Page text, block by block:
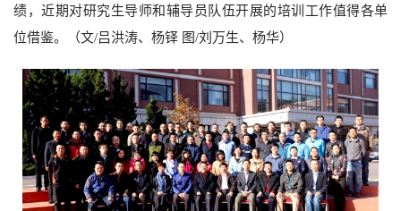
绩，近期对研究生导师和辅导员队伍开展的培训工作值得各单
位借鉴。（文/吕洪涛、杨铎 图/刘万生、杨华）